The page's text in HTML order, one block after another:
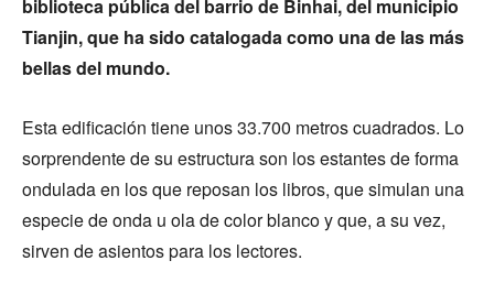
biblioteca pública del barrio de Binhai, del municipio
Tianjin, que ha sido catalogada como una de las más
bellas del mundo.
Esta edificación tiene unos 33.700 metros cuadrados. Lo
sorprendente de su estructura son los estantes de forma
ondulada en los que reposan los libros, que simulan una
especie de onda u ola de color blanco y que, a su vez,
sirven de asientos para los lectores.